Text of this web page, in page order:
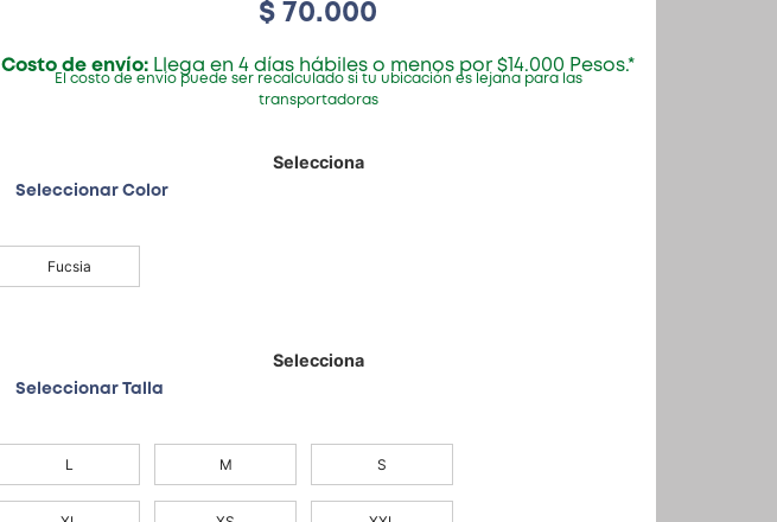
$ 70.000
Costo de envío: Llega en 4 días hábiles o menos por $14.000 Pesos.*
El costo de envío puede ser recalculado si tu ubicación es lejana para las
transportadoras
Seleccionar Color
Fucsia
Seleccionar Talla
L M S